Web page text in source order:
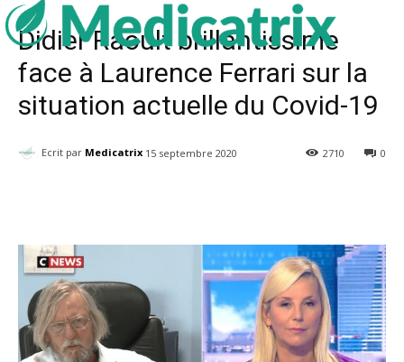
Didier Raoult brillantissime
face à Laurence Ferrari sur la
situation actuelle du Covid-19
Ecrit par Medicatrix 15 septembre 2020 0
2710